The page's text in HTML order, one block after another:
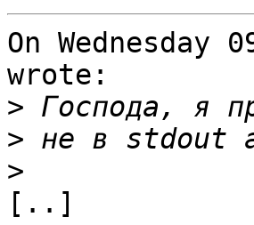
On Wednesday
wrote:
>
>
>
[..]